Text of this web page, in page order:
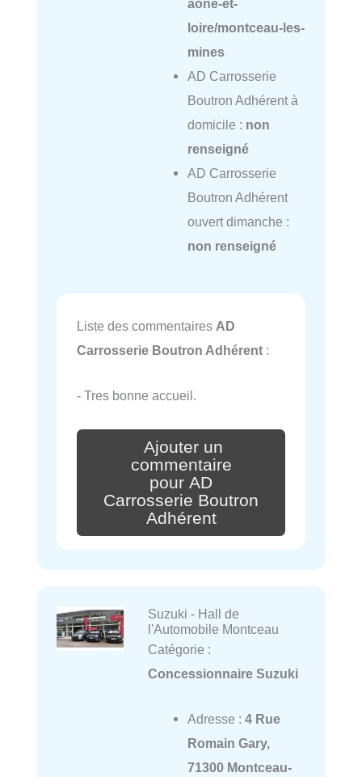
loire/montceau-les-
mines
AD Carrosserie
Boutron Adhérent à
domicile : non
renseigné
AD Carrosserie
Boutron Adhérent
ouvert dimanche :
non renseigné
Liste des commentaires AD
Carrosserie Boutron Adhérent :
- Tres bonne accueil.
Ajouter un
commentaire
pour AD
Carrosserie Boutron
Adhérent
Suzuki - Hall de
l'Automobile Montceau
Catégorie :
Concessionnaire Suzuki
Adresse : 4 Rue
Romain Gary,
71300 Montceau-